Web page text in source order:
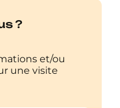
?
et/ou
une visite